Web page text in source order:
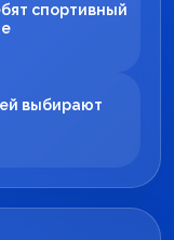
спортивный
выбирают